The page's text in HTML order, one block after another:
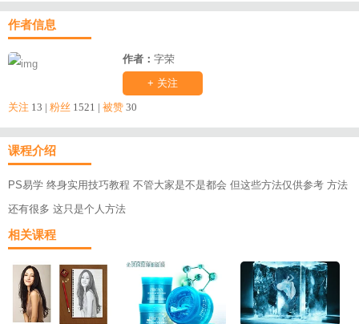
作者信息
作者：字荣
+ 关注
关注 13 | 粉丝 1521 | 被赞 30
课程介绍
PS易学 终身实用技巧教程 不管大家是不是都会 但这些方法仅供参考 方法
还有很多 这只是个人方法
相关课程